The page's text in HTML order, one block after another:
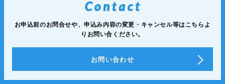
お申込前のお問合せや、申込み内容の変更・キャンセル等はこちらよ
りお問い合ください。
お問い合わせ